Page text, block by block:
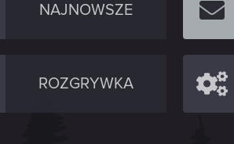
NAJNOWSZE
ROZGRYWKA